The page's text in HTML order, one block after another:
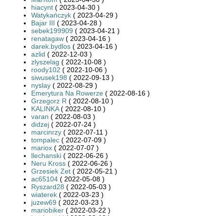
hiacynt ( 2023-04-30 )
Watykańczyk ( 2023-04-29 )
Bajar III ( 2023-04-28 )
sebek199909 ( 2023-04-21 )
renatagaw ( 2023-04-16 )
darek.bydlos ( 2023-04-16 )
azlid ( 2022-12-03 )
zlyszelag ( 2022-10-08 )
roody102 ( 2022-10-06 )
siwusek198 ( 2022-09-13 )
nyslay ( 2022-08-29 )
Emerytura Na Rowerze ( 2022-08-16 )
Grzegorz R ( 2022-08-10 )
KALINKA( 2022-08-10 )
varan ( 2022-08-03 )
didzej ( 2022-07-24 )
marcinrzy ( 2022-07-11 )
tompalec ( 2022-07-09 )
mariox ( 2022-07-07 )
llechanski ( 2022-06-26 )
Neru Kross ( 2022-06-26 )
Grzesiek Zet ( 2022-05-21 )
ac65104 ( 2022-05-08 )
Ryszard28 ( 2022-05-03 )
wiaterek ( 2022-03-23 )
juzew69 ( 2022-03-23 )
mariobiker ( 2022-03-22 )